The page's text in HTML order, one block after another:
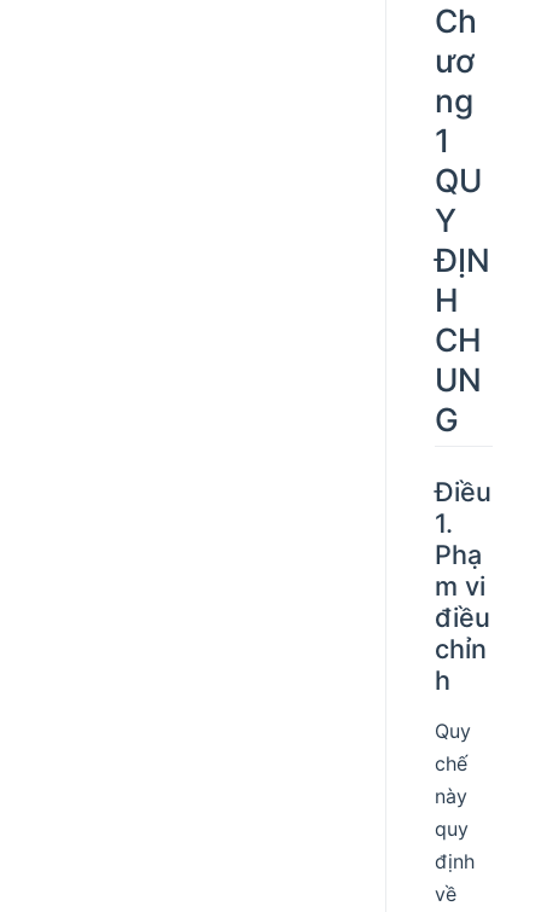
Ch
ươ
ng
1
QU
Y
ĐỊN
H
CH
UN
G
Điều
1.
Phạ
m vi
điều
chỉn
h
Quy
chế
này
quy
định
về